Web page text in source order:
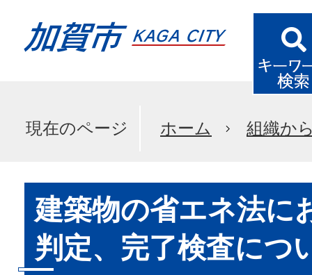
現在のページ ホーム 組織か
建築物の省エネ法に
判定、完了検査につ